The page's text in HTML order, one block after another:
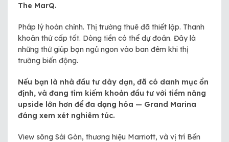
The MarQ.
Pháp lý hoàn chỉnh. Thị trường thuê đã thiết lập. Thanh
khoản thứ cấp tốt. Dòng tiền có thể dự đoán. Đây là
những thứ giúp bạn ngủ ngon vào ban đêm khi thị
trường biến động.
Nếu bạn là nhà đầu tư dày dạn, đã có danh mục ổn
định, và đang tìm kiếm khoản đầu tư với tiềm năng
upside lớn hơn để đa dạng hóa — Grand Marina
đáng xem xét nghiêm túc.
View sông Sài Gòn, thương hiệu Marriott, và vị trí Bến